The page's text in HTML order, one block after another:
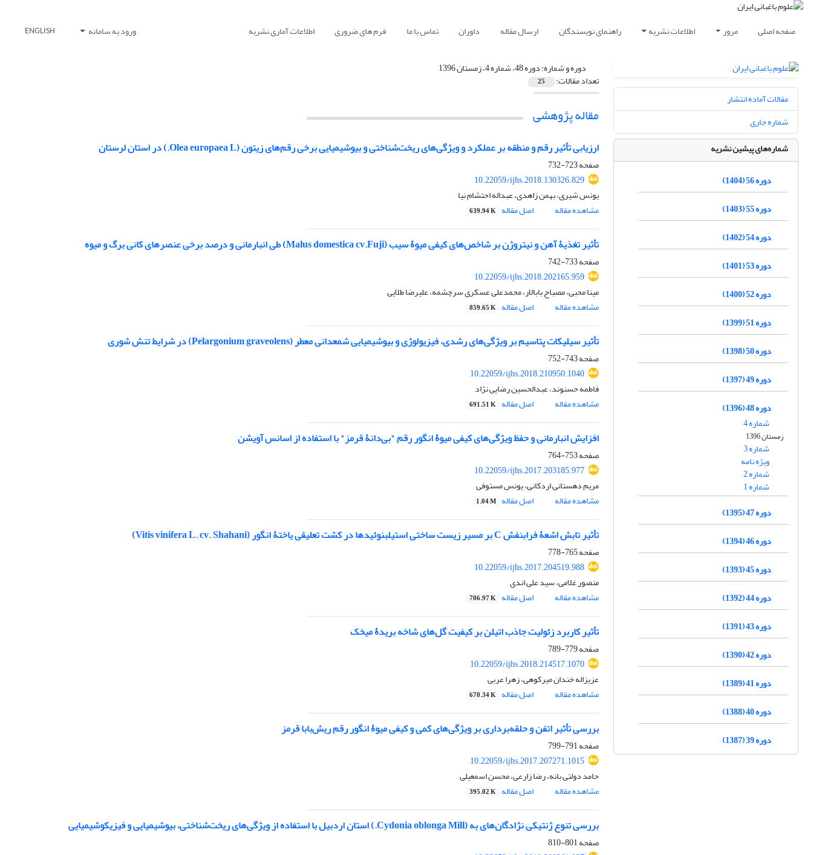
صفحه اصلی مرور اطلاعات نشریه راهنمای نویسندگان ارسال مقاله داوران تماس با ما فرم های ضروری اطلاعات آماری نشریه ورود به سامانه ENGLISH
دوره و شماره:دوره 48، شماره 4، زمستان 1396
تعداد مقالات: 25
مقاله پژوهشی
ارزیابی تأثیر رقم و منطقه بر عملکرد و ویژگی‌های ریخت‌شناختی و بیوشیمیایی برخی رقم‌های زیتون (Olea europaea L.) در استان لرستان
صفحه723-732
10.22059/ijhs.2018.130326.829
یونس شیری، بهمن زاهدی، عبداله احتشام نیا
مشاهده مقاله
اصل مقاله 639.94 K
تأثیر تغذیۀ آهن و نیتروژن بر شاخص‌های کیفی میوۀ سیب (Malus domestica cv.Fuji) طی انبارمانی و درصد برخی عنصرهای کانی برگ و میوه
صفحه733-742
10.22059/ijhs.2018.202165.959
مینا محبی، مصباح بابالار، محمدعلی عسکری سرچشمه، علیرضا طلایی
مشاهده مقاله
اصل مقاله 859.65 K
تأثیر سیلیکات پتاسیم بر ویژگی‌های رشدی، فیزیولوژی و بیوشیمیایی شمعدانی معطر (Pelargonium graveolens) در شرایط تنش شوری
صفحه743-752
10.22059/ijhs.2018.210950.1040
فاطمه حسنوند، عبدالحسین رضایی نژاد
مشاهده مقاله
اصل مقاله 691.51 K
افزایش انبارمانی و حفظ ویژگی‌های کیفی میوۀ انگور رقم "بی‌دانۀ قرمز" با استفاده از اسانس آویشن
صفحه753-764
10.22059/ijhs.2017.203185.977
مریم دهستانی اردکانی، یونس مستوفی
مشاهده مقاله
اصل مقاله 1.04 M
تأثیر تابش اشعۀ فرابنفش C بر مسیر زیست ساختی استیلبنوئیدها در کشت تعلیقی یاختۀ انگور (Vitis vinifera L. cv. Shahani)
صفحه765-778
10.22059/ijhs.2017.204519.988
منصور غلامی، سید علی اندی
مشاهده مقاله
اصل مقاله 706.97 K
تأثیر کاربرد زئولیت جاذب اتیلن بر کیفیت گل‌های شاخه بریدۀ میخک
صفحه779-789
10.22059/ijhs.2018.214517.1070
عزیزاله خندان میرکوهی، زهرا عربی
مشاهده مقاله
اصل مقاله 670.34 K
بررسی تأثیر اتفن و حلقه‌برداری بر ویژگی‌های کمی و کیفی میوۀ انگور رقم ریش‌بابا قرمز
صفحه791-799
10.22059/ijhs.2017.207271.1015
حامد دولتی بانه، رضا زارعی، محسن اسمعیلی
مشاهده مقاله
اصل مقاله 395.02 K
بررسی تنوع ژنتیکی نژادگان‌های به (Cydonia oblonga Mill.) استان اردبیل با استفاده از ویژگی‌های ریخت‌شناختی، بیوشیمیایی و فیزیکوشیمیایی
صفحه801-810
مقالات آماده انتشار
شماره جاری
شماره‌های پیشین نشریه
دوره 56 (1404)
دوره 55 (1403)
دوره 54 (1402)
دوره 53 (1401)
دوره 52 (1400)
دوره 51 (1399)
دوره 50 (1398)
دوره 49 (1397)
دوره 48 (1396)
شماره 4
زمستان 1396
شماره 3
ویژه نامه
شماره 2
شماره 1
دوره 47 (1395)
دوره 46 (1394)
دوره 45 (1393)
دوره 44 (1392)
دوره 43 (1391)
دوره 42 (1390)
دوره 41 (1389)
دوره 40 (1388)
دوره 39 (1387)